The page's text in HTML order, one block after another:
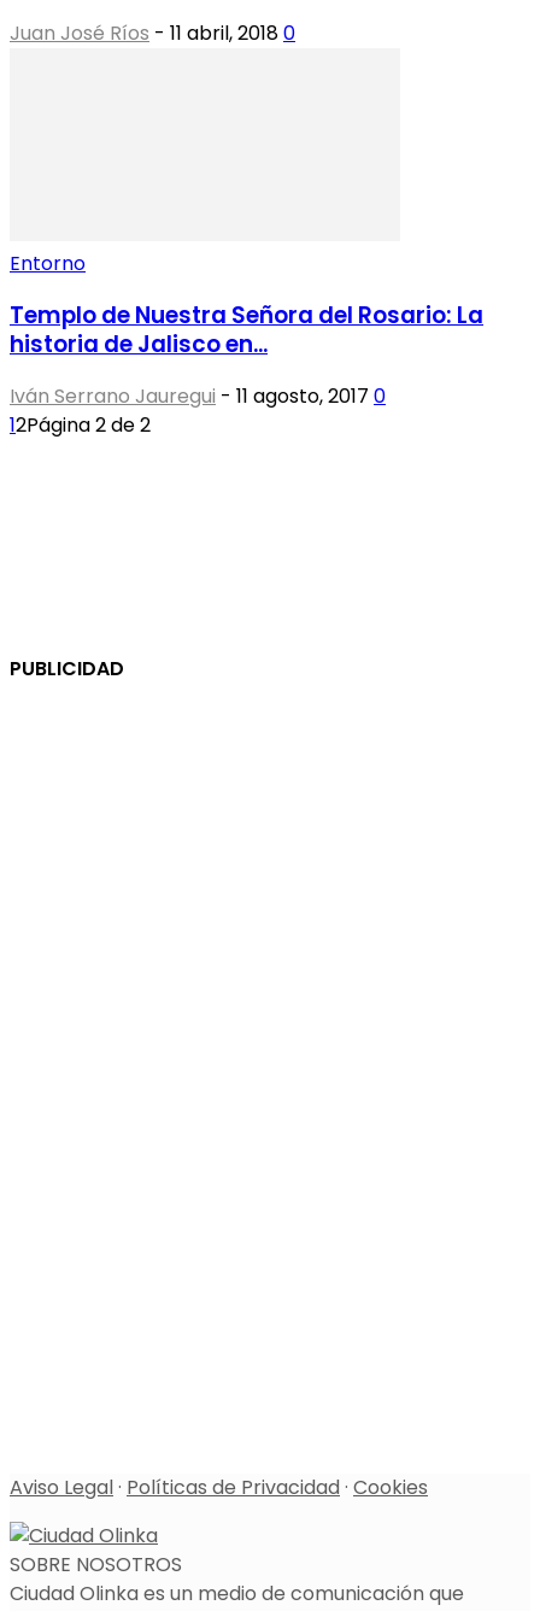
Juan José Ríos - 11 abril, 20180
Entorno
Templo de Nuestra Señora del Rosario: La
historia de Jalisco en...
Iván Serrano Jauregui - 11 agosto, 2017 0
12Página 2 de 2
PUBLICIDAD
Aviso Legal· Políticas de Privacidad· Cookies
SOBRE NOSOTROS
Ciudad Olinka es un medio de comunicación que